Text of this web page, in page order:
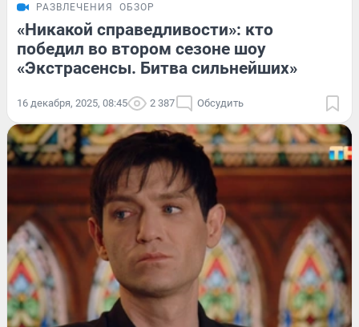
РАЗВЛЕЧЕНИЯ ОБЗОР
«Никакой справедливости»: кто
победил во втором сезоне шоу
«Экстрасенсы. Битва сильнейших»
16 декабря, 2025, 08:45 2 387 Обсудить